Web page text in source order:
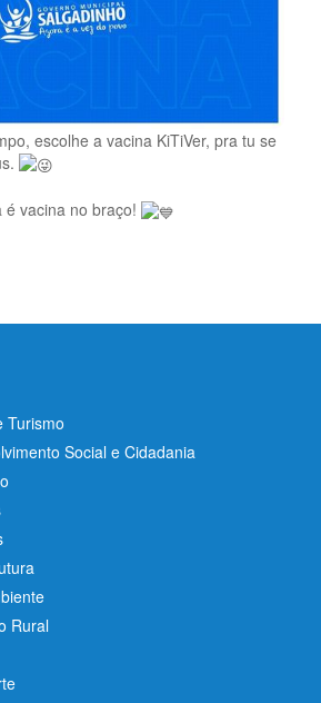
escolhe a vacina KiTiVer, pra tu se
vacina no braço!
Turismo
Social e Cidadania
Rural